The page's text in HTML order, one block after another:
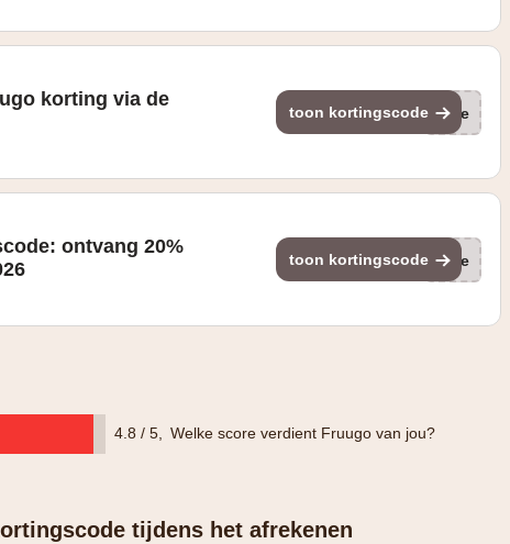
korting via de
toon kortingscode (ge
ontvang 20%
toon kortingscode (ge
4.8 / 5, Welke score verdient Fruugo van jou?
tijdens het afrekenen